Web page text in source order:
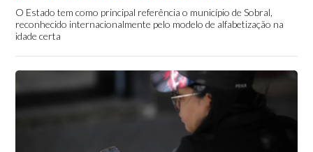
O Estado tem como principal referência o município de Sobral,
reconhecido internacionalmente pelo modelo de alfabetização na
idade certa